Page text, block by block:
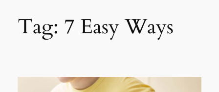
Tag: 7 Easy Ways